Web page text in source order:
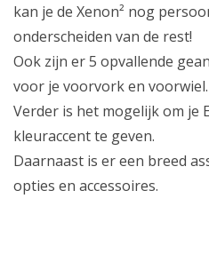
kan je de Xenon² nog
onderscheiden van de rest!
Ook zijn er 5 opvallende
voor je voorvork en voorwiel.
Verder is het mogelijk om je
kleuraccent te geven.
Daarnaast is er een breed
opties en accessoires.